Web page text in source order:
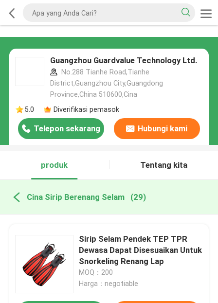
Guangzhou Guardvalue Technology Ltd.
No.288 Tianhe Road,Tianhe
District,Guangzhou City,Guangdong
Province,China 510600,Cina
5.0
Diverifikasi pemasok
Telepon sekarang Hubungi kami
produk Tentang kita
Cina Sirip Berenang Selam (29)
Sirip Selam Pendek TEP TPR
Dewasa Dapat Disesuaikan Untuk
Snorkeling Renang Lap
MOQ：200
Harga：negotiable